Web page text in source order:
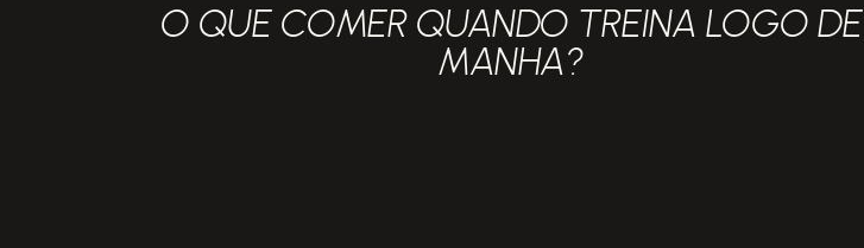
O QUE COMER QUANDO TREINA LOGO DE
MANHA?